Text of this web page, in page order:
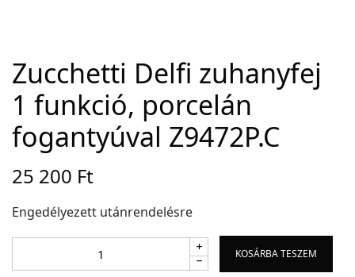
Zucchetti Delfi zuhanyfej
1 funkció, porcelán
fogantyúval Z9472P.C
25 200 Ft
Engedélyezett utánrendelésre
KOSÁRBA TESZEM
Copyright © 2021Premium WordPress Themes . All rights reserved.